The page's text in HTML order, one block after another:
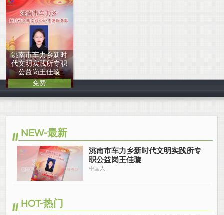
洮南市车力乡新时
代文明实践所专职
公益岗王佳璇
中国人
免费
NEW-最新
洮南市车力乡新时代文明实践所专
职公益岗王佳璇
中国人
HOT-热门